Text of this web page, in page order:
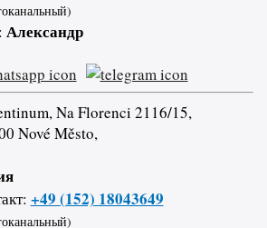
Александр
Na Florenci 2116/15,
Nové Město,
+49 (152) 18043649